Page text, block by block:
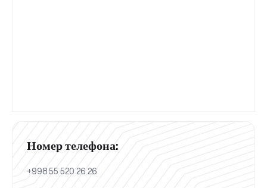
Номер телефона:
+998 55 520 26 26